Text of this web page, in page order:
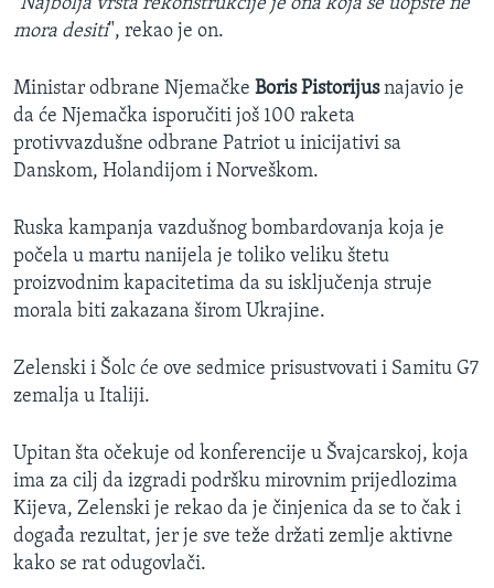
mora desiti", rekao je on.
Ministar odbrane Njemačke Boris Pistorijusnajavio je
da će Njemačka isporučiti još 100 raketa
protivvazdušne odbrane Patriot u inicijativi sa
Danskom, Holandijom i Norveškom.
Ruska kampanja vazdušnog bombardovanja koja je
počela u martu nanijela je toliko veliku štetu
proizvodnim kapacitetima da su isključenja struje
morala biti zakazana širom Ukrajine.
Zelenski i Šolc će ove sedmice prisustvovati i Samitu G7
zemalja u Italiji.
Upitan šta očekuje od konferencije u Švajcarskoj, koja
ima za cilj da izgradi podršku mirovnim prijedlozima
Kijeva, Zelenski je rekao da je činjenica da se to čak i
događa rezultat, jer je sve teže držati zemlje aktivne
kako se rat odugovlači.